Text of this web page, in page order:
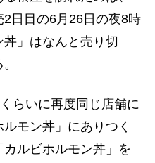
2日目の6月26日の夜8時
」はなんと売り切
らいに再度同じ店舗に
モン丼」にありつく
ルビホルモン丼」を